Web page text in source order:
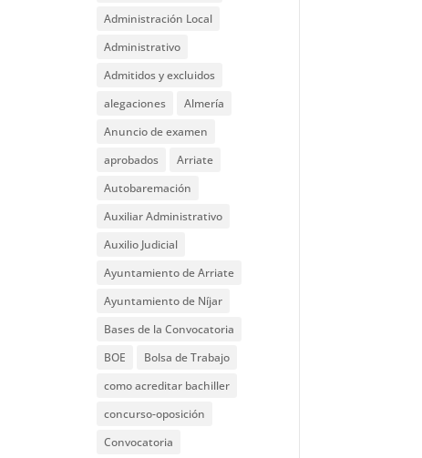
Administración Local
Administrativo
Admitidos y excluidos
alegaciones
Almería
Anuncio de examen
aprobados
Arriate
Autobaremación
Auxiliar Administrativo
Auxilio Judicial
Ayuntamiento de Arriate
Ayuntamiento de Níjar
Bases de la Convocatoria
BOE
Bolsa de Trabajo
como acreditar bachiller
concurso-oposición
Convocatoria